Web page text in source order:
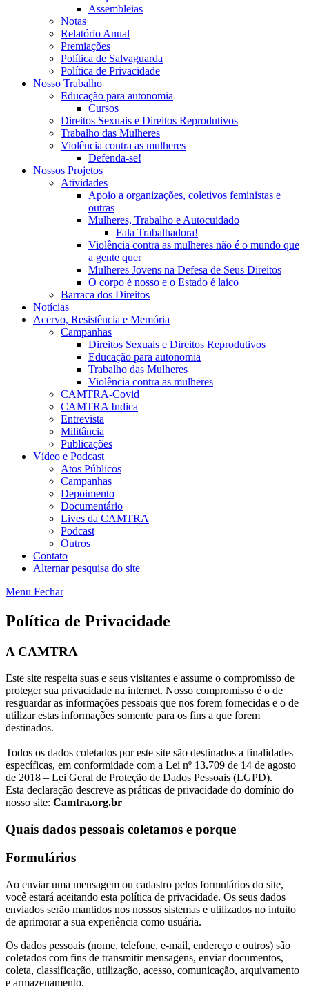
Assembleias
Notas
Relatório Anual
Premiações
Política de Salvaguarda
Política de Privacidade
Nosso Trabalho
Educação para autonomia
Cursos
Direitos Sexuais e Direitos Reprodutivos
Trabalho das Mulheres
Violência contra as mulheres
Defenda-se!
Nossos Projetos
Atividades
Apoio a organizações, coletivos feministas e
outras
Mulheres, Trabalho e Autocuidado
Fala Trabalhadora!
Violência contra as mulheres não é o mundo que
a gente quer
Mulheres Jovens na Defesa de Seus Direitos
O corpo é nosso e o Estado é laico
Barraca dos Direitos
Notícias
Acervo, Resistência e Memória
Campanhas
Direitos Sexuais e Direitos Reprodutivos
Educação para autonomia
Trabalho das Mulheres
Violência contra as mulheres
CAMTRA-Covid
CAMTRA Indica
Entrevista
Militância
Publicações
Vídeo e Podcast
Atos Públicos
Campanhas
Depoimento
Documentário
Lives da CAMTRA
Podcast
Outros
Contato
Alternar pesquisa do site
Menu Fechar
Política de Privacidade
A CAMTRA
Este site respeita suas e seus visitantes e assume o compromisso de
proteger sua privacidade na internet. Nosso compromisso é o de
resguardar as informações pessoais que nos forem fornecidas e o de
utilizar estas informações somente para os fins a que forem
destinados.
Todos os dados coletados por este site são destinados a finalidades
específicas, em conformidade com a Lei nº 13.709 de 14 de agosto
de 2018 – Lei Geral de Proteção de Dados Pessoais (LGPD).
Esta declaração descreve as práticas de privacidade do domínio do
nosso site: Camtra.org.br
Quais dados pessoais coletamos e porque
Formulários
Ao enviar uma mensagem ou cadastro pelos formulários do site,
você estará aceitando esta política de privacidade. Os seus dados
enviados serão mantidos nos nossos sistemas e utilizados no intuito
de aprimorar a sua experiência como usuária.
Os dados pessoais (nome, telefone, e-mail, endereço e outros) são
coletados com fins de transmitir mensagens, enviar documentos,
coleta, classificação, utilização, acesso, comunicação, arquivamento
e armazenamento.